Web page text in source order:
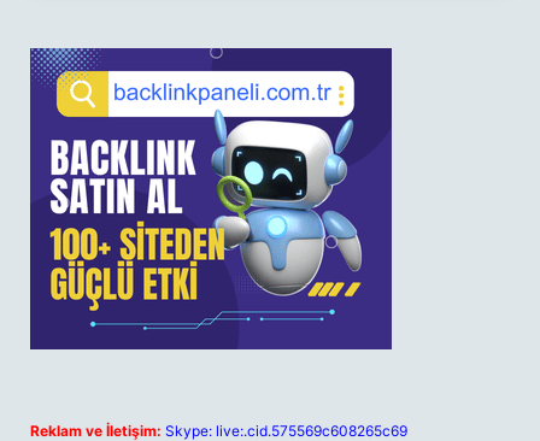
Reklam ve İletişim: Skype: live:.cid.575569c608265c69